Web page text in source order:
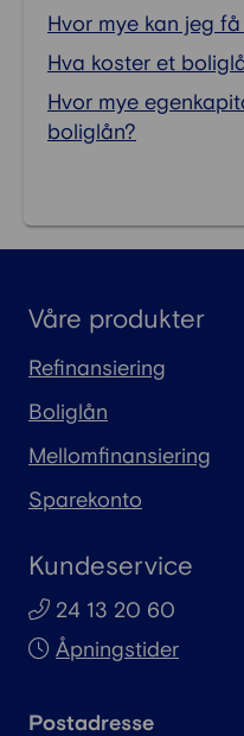
Hvor mye kan jeg
Hva koster et
Hvor mye
boliglån?
Våre produkter
Refinansiering
Boliglån
Mellomfinansiering
Sparekonto
Kundeservice
24 13 20 60
Åpningstider
Postadresse